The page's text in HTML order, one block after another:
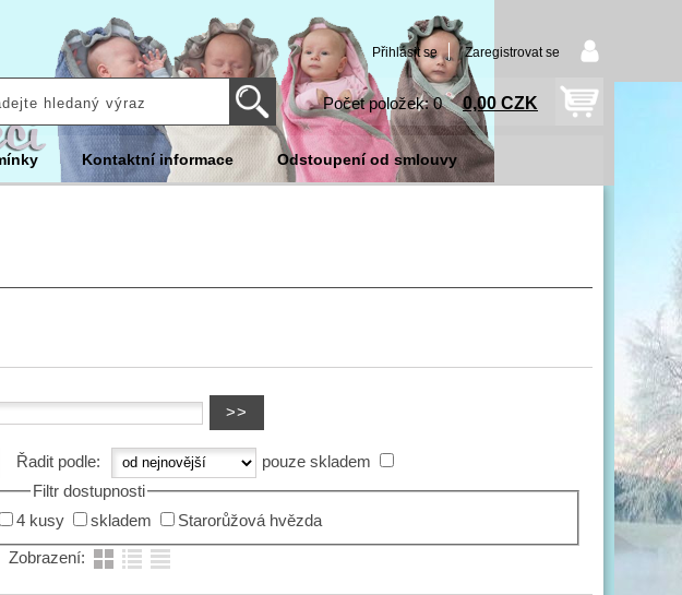
Přihlásit se Zaregistrovat se
Počet položek: 0 0,00 CZK
Kontaktní informace Odstoupení od smlouvy
Řadit podle:
pouze skladem
Filtr dostupnosti
4 kusy skladem Starorůžová hvězda
Zobrazení: